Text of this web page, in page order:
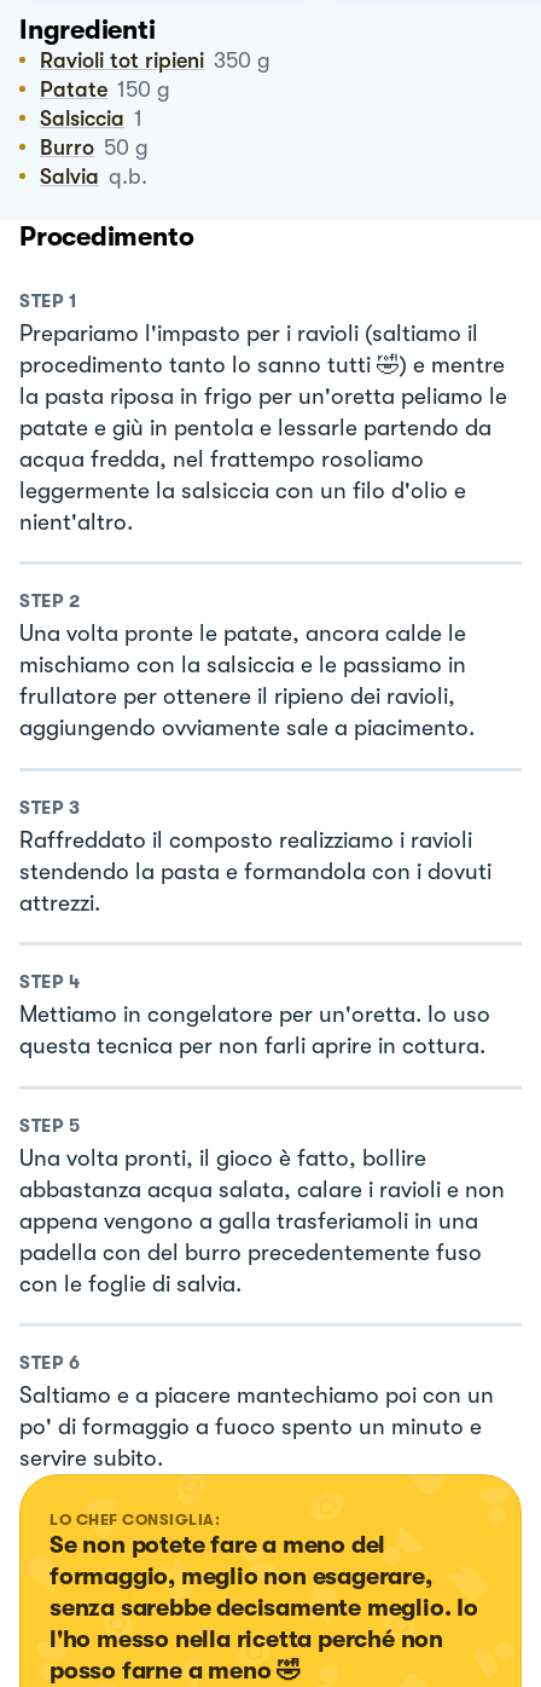
Ingredienti
Ravioli tot ripieni 350 g
Patate 150 g
Salsiccia 1
Burro 50 g
Salvia q.b.
Procedimento
STEP 1
Prepariamo l'impasto per i ravioli (saltiamo il
procedimento tanto lo sanno tutti 🤣) e mentre
la pasta riposa in frigo per un'oretta peliamo le
patate e giù in pentola e lessarle partendo da
acqua fredda, nel frattempo rosoliamo
leggermente la salsiccia con un filo d'olio e
nient'altro.
STEP 2
Una volta pronte le patate, ancora calde le
mischiamo con la salsiccia e le passiamo in
frullatore per ottenere il ripieno dei ravioli,
aggiungendo ovviamente sale a piacimento.
STEP 3
Raffreddato il composto realizziamo i ravioli
stendendo la pasta e formandola con i dovuti
attrezzi.
STEP 4
Mettiamo in congelatore per un'oretta. Io uso
questa tecnica per non farli aprire in cottura.
STEP 5
Una volta pronti, il gioco è fatto, bollire
abbastanza acqua salata, calare i ravioli e non
appena vengono a galla trasferiamoli in una
padella con del burro precedentemente fuso
con le foglie di salvia.
STEP 6
Saltiamo e a piacere mantechiamo poi con un
po' di formaggio a fuoco spento un minuto e
servire subito.
LO CHEF CONSIGLIA:
Se non potete fare a meno del
formaggio, meglio non esagerare,
senza sarebbe decisamente meglio. Io
l'ho messo nella ricetta perché non
posso farne a meno 🤣